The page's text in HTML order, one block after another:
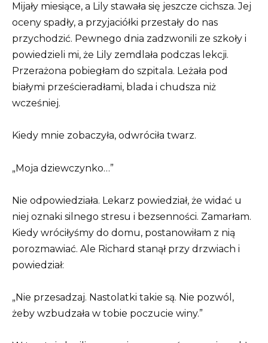
Mijały miesiące, a Lily stawała się jeszcze cichsza. Jej
oceny spadły, a przyjaciółki przestały do nas
przychodzić. Pewnego dnia zadzwonili ze szkoły i
powiedzieli mi, że Lily zemdlała podczas lekcji.
Przerażona pobiegłam do szpitala. Leżała pod
białymi prześcieradłami, blada i chudsza niż
wcześniej.
Kiedy mnie zobaczyła, odwróciła twarz.
„Moja dziewczynko…”
Nie odpowiedziała. Lekarz powiedział, że widać u
niej oznaki silnego stresu i bezsenności. Zamarłam.
Kiedy wróciłyśmy do domu, postanowiłam z nią
porozmawiać. Ale Richard stanął przy drzwiach i
powiedział:
„Nie przesadzaj. Nastolatki takie są. Nie pozwól,
żeby wzbudzała w tobie poczucie winy.”